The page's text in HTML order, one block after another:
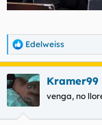
R
e
a
c
c
i
Edelweiss
Kramer99
venga, no